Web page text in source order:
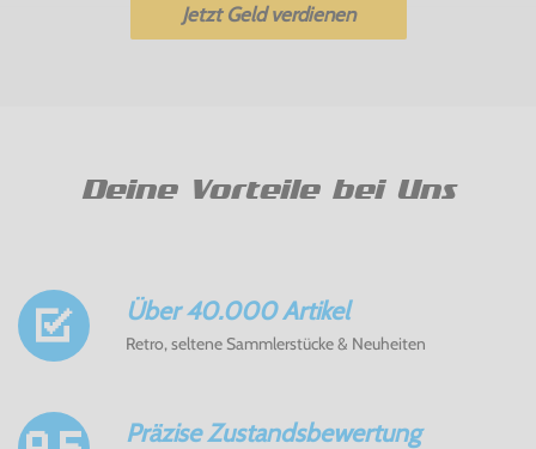
Jetzt Geld verdienen
Deine Vorteile bei Uns
Über 40.000 Artikel
Retro, seltene Sammlerstücke & Neuheiten
Präzise Zustandsbewertung